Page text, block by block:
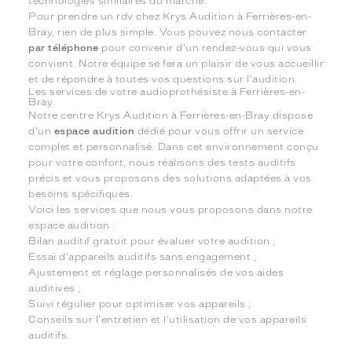
Pour prendre un rdv chez Krys Audition à Ferrières-en-
Bray, rien de plus simple. Vous pouvez nous contacter
par téléphone pour convenir d'un rendez-vous qui vous
convient. Notre équipe se fera un plaisir de vous accueillir
et de répondre à toutes vos questions sur l'audition.
Les services de votre audioprothésiste à Ferrières-en-
Bray
Notre centre Krys Audition à Ferrières-en-Bray dispose
d'un espace audition dédié pour vous offrir un service
complet et personnalisé. Dans cet environnement conçu
pour votre confort, nous réalisons des tests auditifs
précis et vous proposons des solutions adaptées à vos
besoins spécifiques.
Voici les services que nous vous proposons dans notre
espace audition :
Bilan auditif gratuit pour évaluer votre audition ;
Essai d'appareils auditifs sans engagement ;
Ajustement et réglage personnalisés de vos aides
auditives ;
Suivi régulier pour optimiser vos appareils ;
Conseils sur l'entretien et l'utilisation de vos appareils
auditifs.